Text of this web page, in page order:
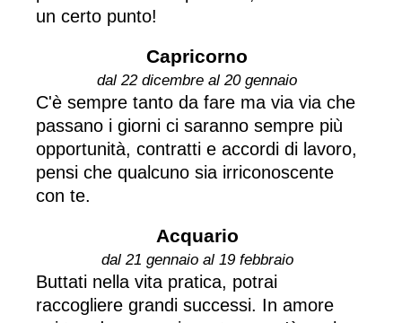
un certo punto!
Capricorno
dal 22 dicembre al 20 gennaio
C'è sempre tanto da fare ma via via che
passano i giorni ci saranno sempre più
opportunità, contratti e accordi di lavoro,
pensi che qualcuno sia irriconoscente
con te.
Acquario
dal 21 gennaio al 19 febbraio
Buttati nella vita pratica, potrai
raccogliere grandi successi. In amore